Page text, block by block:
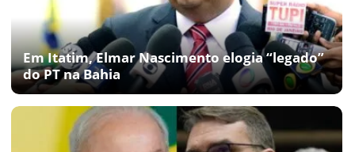
Em Itatim, Elmar Nascimento elogia “legado”
do PT na Bahia